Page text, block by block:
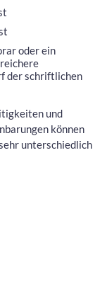
oder ein
der schriftlichen
und
können
unterschiedlich